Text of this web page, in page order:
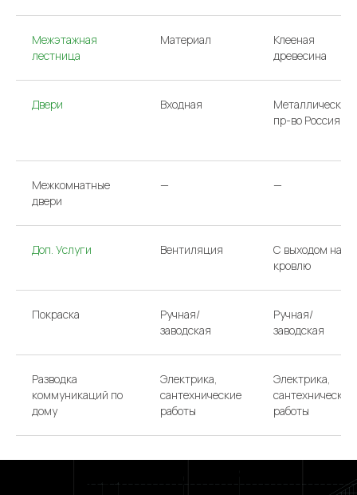
Межэтажная
лестница
Материал
Клееная
древесина
Двери Входная
Металлическая
пр-во Россия
Межкомнатные
двери
— —
Доп. Услуги Вентиляция
С выходом на
кровлю
Покраска
Ручная/
заводская
Ручная/
заводская
Разводка
коммуникаций по
дому
Электрика,
сантехнические
работы
Электрика,
сантехнические
работы
Политика конфиденциальности
ООО «АРГО»/